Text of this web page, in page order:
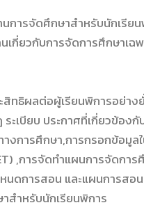
ารจัดศึกษาสำหรับนักเรียน
กี่ยวกับการจัดการศึกษาเฉ
สิทธิผลต่อผู้เรียนพิการอย่า
ะเบียบ ประกาศที่เกี่ยวข้อง
การศึกษา,การกรอกข้อมูล
,การจัดทำแผนการจัดการ
นดการสอน และแผนการสอ
สำหรับนักเรียนพิการ